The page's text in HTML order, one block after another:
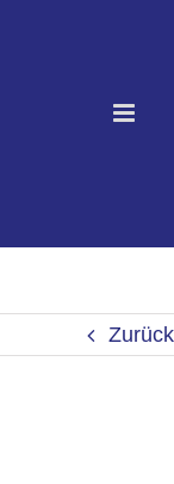
Zurück